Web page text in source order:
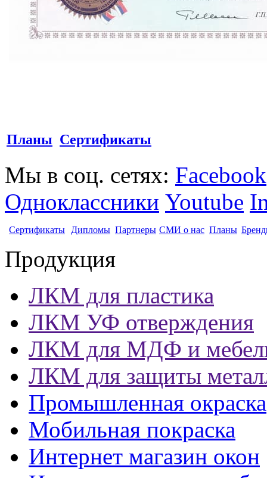
Планы Сертификаты
Мы в соц. сетях: Facebook
Одноклассники Youtube
Сертификаты Дипломы Партнеры СМИ о нас Планы
Продукция
ЛКМ для пластика
ЛКМ УФ отверждения
ЛКМ для МДФ и
ЛКМ для защиты
Промышленная окраска
Мобильная покраска
Интернет магазин окон